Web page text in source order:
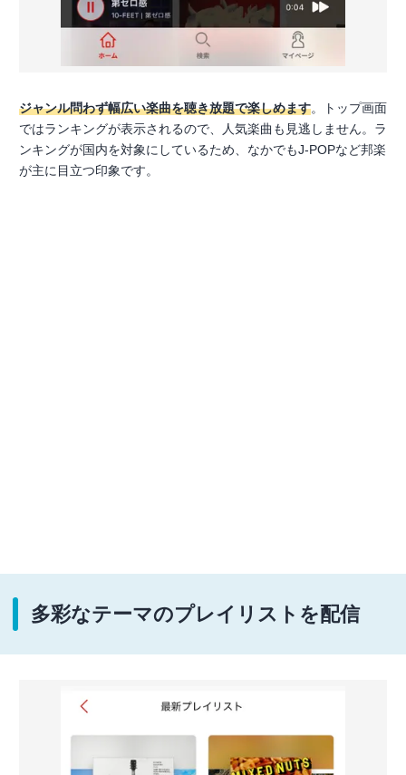
ジャンル問わず幅広い楽曲を聴き放題で楽しめます。トップ画面
ではランキングが表示されるので、人気楽曲も見逃しません。ラ
ンキングが国内を対象にしているため、なかでもJ-POPなど邦楽
が主に目立つ印象です。
多彩なテーマのプレイリストを配信